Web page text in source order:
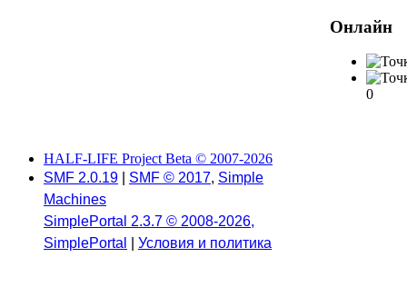
Онлайн
0
HALF-LIFE Project Beta © 2007-2026
SMF 2.0.19
SMF © 2017, Simple
Machines
SimplePortal 2.3.7 © 2008-2026,
SimplePortal
Условия и политика